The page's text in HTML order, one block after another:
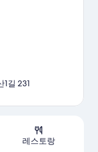
길 231
레스토랑